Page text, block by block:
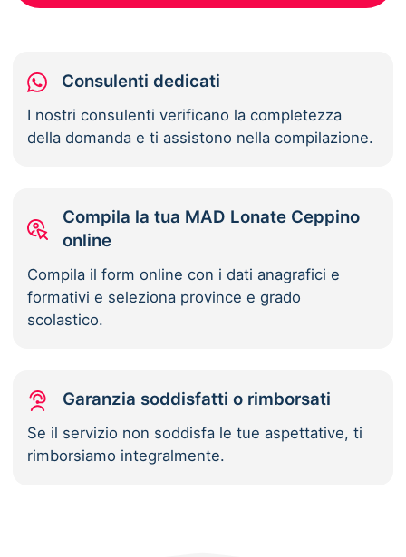
Consulenti dedicati
I nostri consulenti verificano la completezza
della domanda e ti assistono nella compilazione.
Compila la tua MAD Lonate Ceppino
online
Compila il form online con i dati anagrafici e
formativi e seleziona province e grado
scolastico.
Garanzia soddisfatti o rimborsati
Se il servizio non soddisfa le tue aspettative, ti
rimborsiamo integralmente.